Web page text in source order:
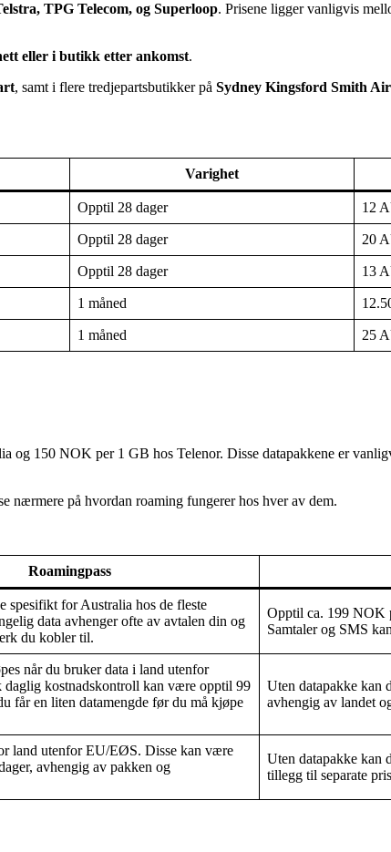
TPG Telecom, og Superloop. Prisene ligger vanligvis
eller i butikk etter ankomst.
, samt i flere tredjepartsbutikker på Sydney Kingsford Smith
Varighet
Opptil 28 dager 12
Opptil 28 dager 20
Opptil 28 dager 13
1 måned
1 måned 25
150 NOK per 1 GB hos Telenor. Disse datapakkene er
nærmere på hvordan roaming fungerer hos hver av dem.
Roamingpass
spesifikt for Australia hos de fleste
data avhenger ofte av avtalen din og
du kobler til.
Opptil ca. 199 NOK
Samtaler og SMS
når du bruker data i land utenfor
kostnadskontroll kan være opptil 99
får en liten datamengde før du må kjøpe
Uten datapakke kan
avhengig av landet
land utenfor EU/EØS. Disse kan være
avhengig av pakken og
Uten datapakke kan
tillegg til separate